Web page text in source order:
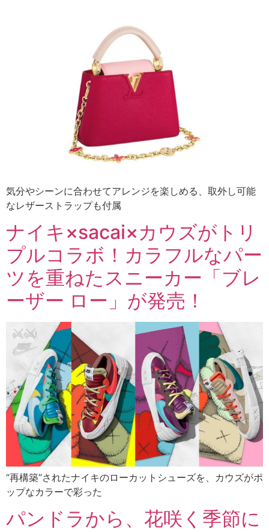
気分やシーンに合わせてアレンジを楽しめる、取外し可能
なレザーストラップも付属
ナイキ×sacai×カウズがトリ
プルコラボ！カラフルなパー
ツを重ねたスニーカー「ブレ
ーザー ロー」が発売！
“再構築”されたナイキのローカットシューズを、カウズがポ
ップなカラーで彩った
パンドラから、花咲く季節に